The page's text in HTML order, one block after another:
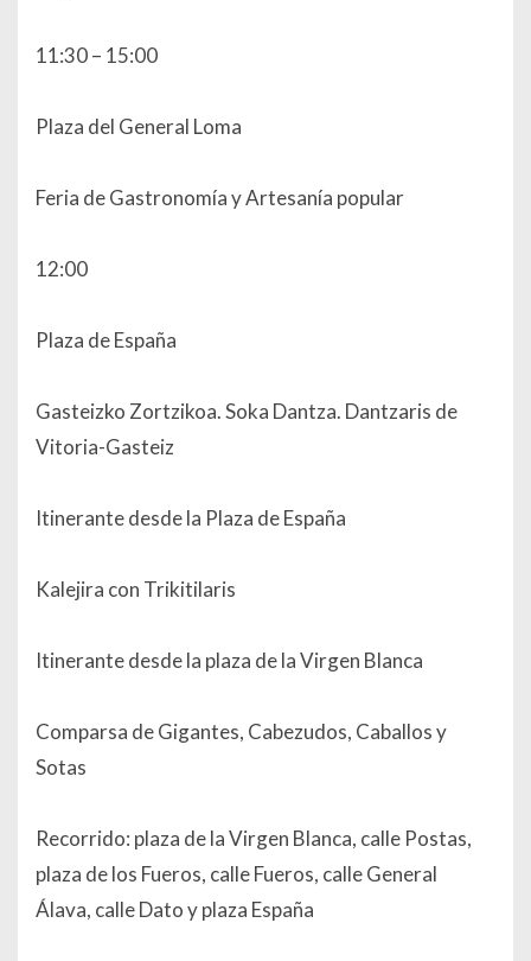
11:30 – 15:00
Plaza del General Loma
Feria de Gastronomía y Artesanía popular
12:00
Plaza de España
Gasteizko Zortzikoa. Soka Dantza. Dantzaris de
Vitoria-Gasteiz
Itinerante desde la Plaza de España
Kalejira con Trikitilaris
Itinerante desde la plaza de la Virgen Blanca
Comparsa de Gigantes, Cabezudos, Caballos y
Sotas
Recorrido: plaza de la Virgen Blanca, calle Postas,
plaza de los Fueros, calle Fueros, calle General
Álava, calle Dato y plaza España